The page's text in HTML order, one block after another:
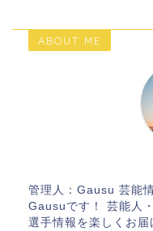
ABOUT ME
管理人：Gausu 芸能
Gausuです！ 芸能人
選手情報を楽しくお届